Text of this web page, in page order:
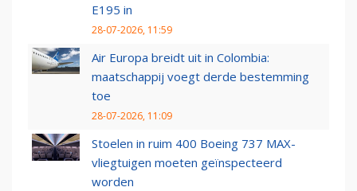
E195 in
28-07-2026, 11:59
Air Europa breidt uit in Colombia:
maatschappij voegt derde bestemming
toe
28-07-2026, 11:09
Stoelen in ruim 400 Boeing 737 MAX-
vliegtuigen moeten geïnspecteerd
worden